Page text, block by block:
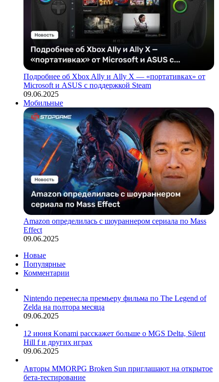
Подробнее об Xbox Ally и Ally X — «портативках» от
Microsoft и ASUS с поддержкой Steam
09.06.2025
Мобильные
Amazon определилась с шоураннером сериала по Mass
Effect
09.06.2025
Новые
Популярные
Комментарии
Nintendo перенесла премьеру фильма по The Legend of
Zelda на полтора месяца
09.06.2025
12 июня Konami расскажет больше о MGS Delta, Silent
Hill f и других играх
09.06.2025
Авторы MMORPG Broken Sun приглашают на открытое
бета-тестирование